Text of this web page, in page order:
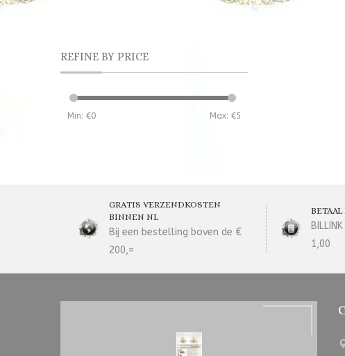
REFINE BY PRICE
Min: €0 Max: €5
GRATIS VERZENDKOSTEN
BINNEN NL
Bij een bestelling boven de €
200,=
1,00